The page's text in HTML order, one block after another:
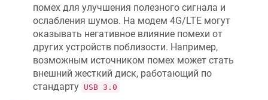
помех для улучшения полезного сигнала и
ослабления шумов. На модем 4G/LTE могут
оказывать негативное влияние помехи от
других устройств поблизости. Например,
возможным источником помех может стать
внешний жесткий диск, работающий по
стандарту USB 3.0